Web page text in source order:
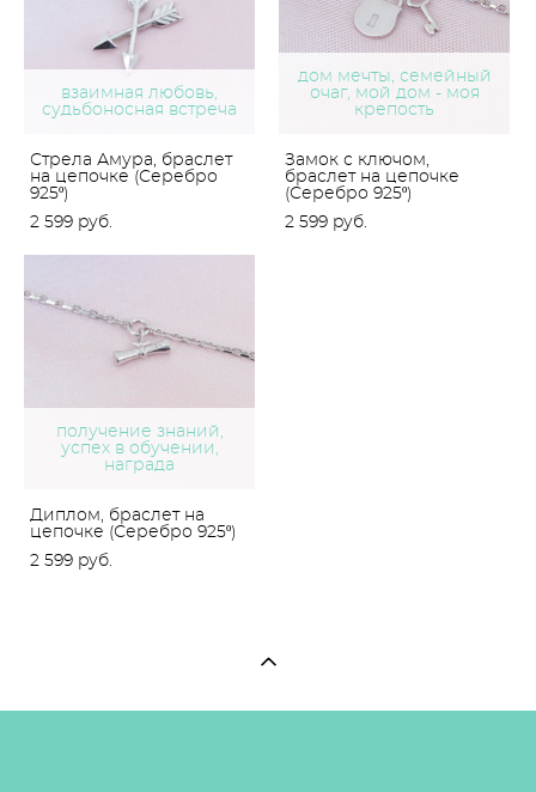
взаимная любовь,
судьбоносная встреча
Стрела Амура, браслет
на цепочке (Серебро
925º)
2 599 pуб.
дом мечты, семейный
очаг, мой дом - моя
крепость
Замок с ключом,
браслет на цепочке
(Серебро 925º)
2 599 pуб.
получение знаний,
успех в обучении,
награда
Диплом, браслет на
цепочке (Серебро 925º)
2 599 pуб.